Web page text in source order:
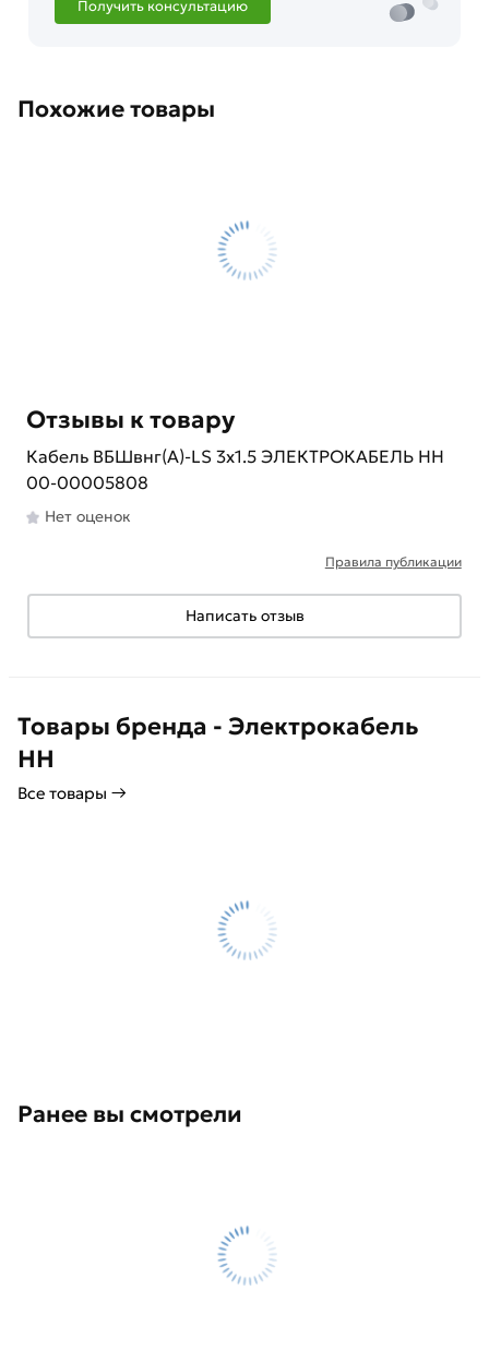
Получить консультацию
Похожие товары
Отзывы к товару
Кабель ВБШвнг(А)-LS 3х1.5 ЭЛЕКТРОКАБЕЛЬ НН
00-00005808
Нет оценок
Правила публикации
Написать отзыв
Товары бренда - Электрокабель
НН
Все товары →
Ранее вы смотрели